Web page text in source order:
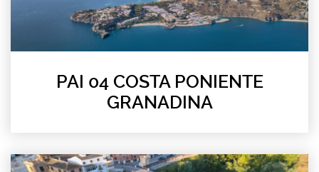
PAI 04 COSTA PONIENTE
GRANADINA